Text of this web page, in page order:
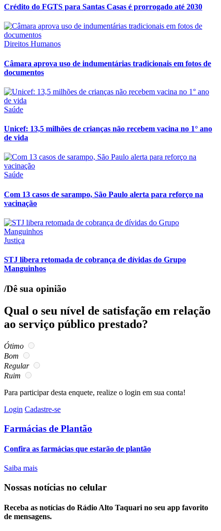
Crédito do FGTS para Santas Casas é prorrogado até 2030
Direitos Humanos
Câmara aprova uso de indumentárias tradicionais em fotos de
documentos
Saúde
Unicef: 13,5 milhões de crianças não recebem vacina no 1° ano
de vida
Saúde
Com 13 casos de sarampo, São Paulo alerta para reforço na
vacinação
Justiça
STJ libera retomada de cobrança de dívidas do Grupo
Manguinhos
/Dê sua opinião
Qual o seu nível de satisfação em relação
ao serviço público prestado?
Ótimo
Bom
Regular
Ruim
Para participar desta enquete, realize o login em sua conta!
Login Cadastre-se
Farmácias de Plantão
Confira as farmácias que estarão de plantão
Saiba mais
Nossas notícias no celular
Receba as notícias do Rádio Alto Taquari no seu app favorito
de mensagens.